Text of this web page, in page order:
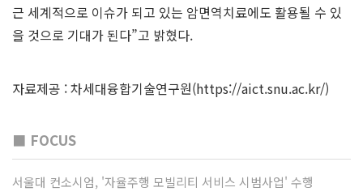
근 세계적으로 이슈가 되고 있는 암면역치료에도 활용될 수 있
을 것으로 기대가 된다”고 밝혔다.
자료제공 : 차세대융합기술연구원(https://aict.snu.ac.kr/)
■ FOCUS
서울대 컨소시엄, '자율주행 모빌리티 서비스 시범사업' 수행